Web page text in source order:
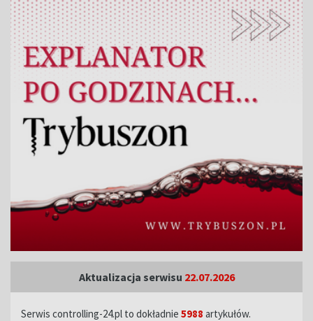
Aktualizacja serwisu 22.07.2026
Serwis controlling-24.pl to dokładnie 5988 artykułów.